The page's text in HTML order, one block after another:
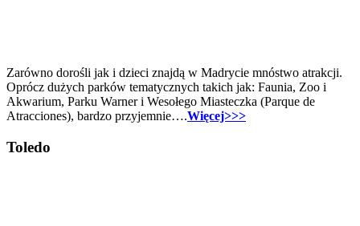
Zarówno dorośli jak i dzieci znajdą w Madrycie mnóstwo atrakcji.
Oprócz dużych parków tematycznych takich jak: Faunia, Zoo i
Akwarium, Parku Warner i Wesołego Miasteczka (Parque de
Atracciones), bardzo przyjemnie….Więcej>>>
Toledo